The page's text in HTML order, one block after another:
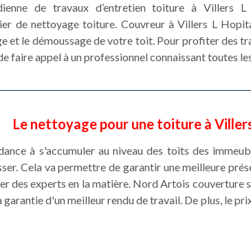
de travaux d’entretien toiture à Villers
de nettoyage toiture. Couvreur à Villers L
et le démoussage de votre toit. Pour profiter des
faire appel à un professionnel connaissant toutes
Le nettoyage pour une toiture à
à s'accumuler au niveau des toits des
Cela va permettre de garantir une meilleure
des experts en la matière. Nord Artois couverture
d'un meilleur rendu de travail. De plus, le